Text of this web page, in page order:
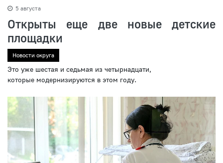
5 августа
Открыты еще две новые детские
площадки
Новости округа
Это уже шестая и седьмая из четырнадцати,
которые модернизируются в этом году.